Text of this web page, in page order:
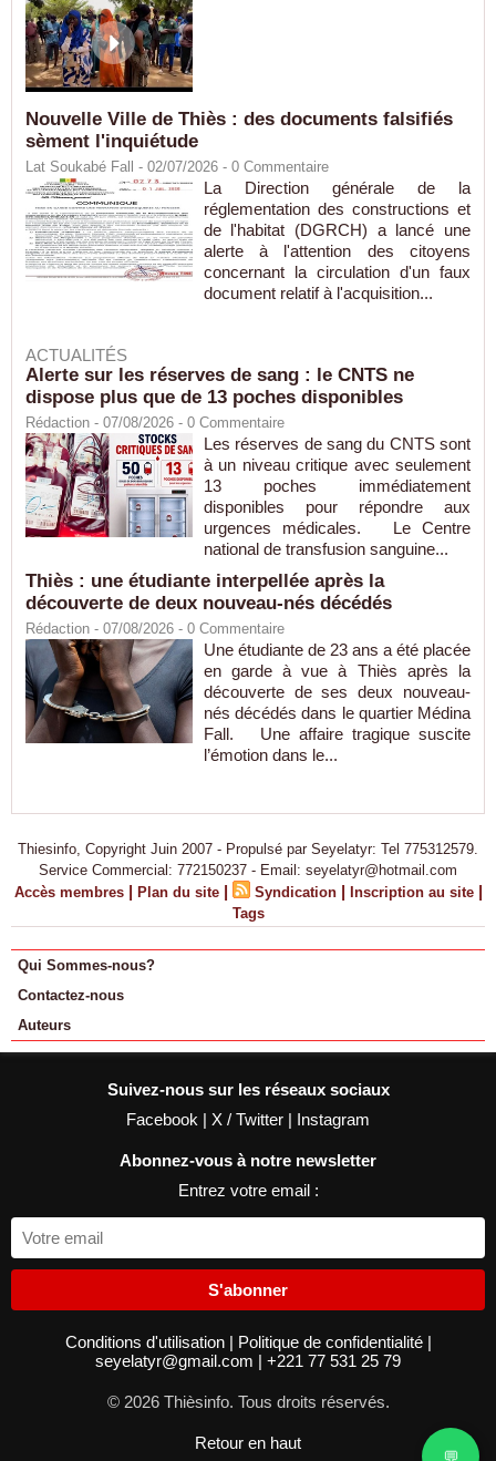
Nouvelle Ville de Thiès : des documents falsifiés
sèment l'inquiétude
Lat Soukabé Fall - 02/07/2026 - 0 Commentaire
La Direction générale de la
réglementation des constructions et
de l'habitat (DGRCH) a lancé une
alerte à l'attention des citoyens
concernant la circulation d'un faux
document relatif à l'acquisition...
ACTUALITÉS
Alerte sur les réserves de sang : le CNTS ne
dispose plus que de 13 poches disponibles
Rédaction - 07/08/2026 - 0 Commentaire
Les réserves de sang du CNTS sont
à un niveau critique avec seulement
13 poches immédiatement
disponibles pour répondre aux
urgences médicales. Le Centre
national de transfusion sanguine...
Thiès : une étudiante interpellée après la
découverte de deux nouveau-nés décédés
Rédaction - 07/08/2026 - 0 Commentaire
Une étudiante de 23 ans a été placée
en garde à vue à Thiès après la
découverte de ses deux nouveau-
nés décédés dans le quartier Médina
Fall. Une affaire tragique suscite
l’émotion dans le...
Thiesinfo, Copyright Juin 2007 - Propulsé par Seyelatyr: Tel 775312579.
Service Commercial: 772150237 - Email: seyelatyr@hotmail.com
Accès membres | Plan du site | Syndication | Inscription au site |
Tags
Qui Sommes-nous?
Contactez-nous
Auteurs
Suivez-nous sur les réseaux sociaux
Facebook | X / Twitter | Instagram
Abonnez-vous à notre newsletter
Entrez votre email :
S'abonner
Conditions d'utilisation | Politique de confidentialité |
seyelatyr@gmail.com | +221 77 531 25 79
© 2026 Thièsinfo. Tous droits réservés.
Retour en haut
💬